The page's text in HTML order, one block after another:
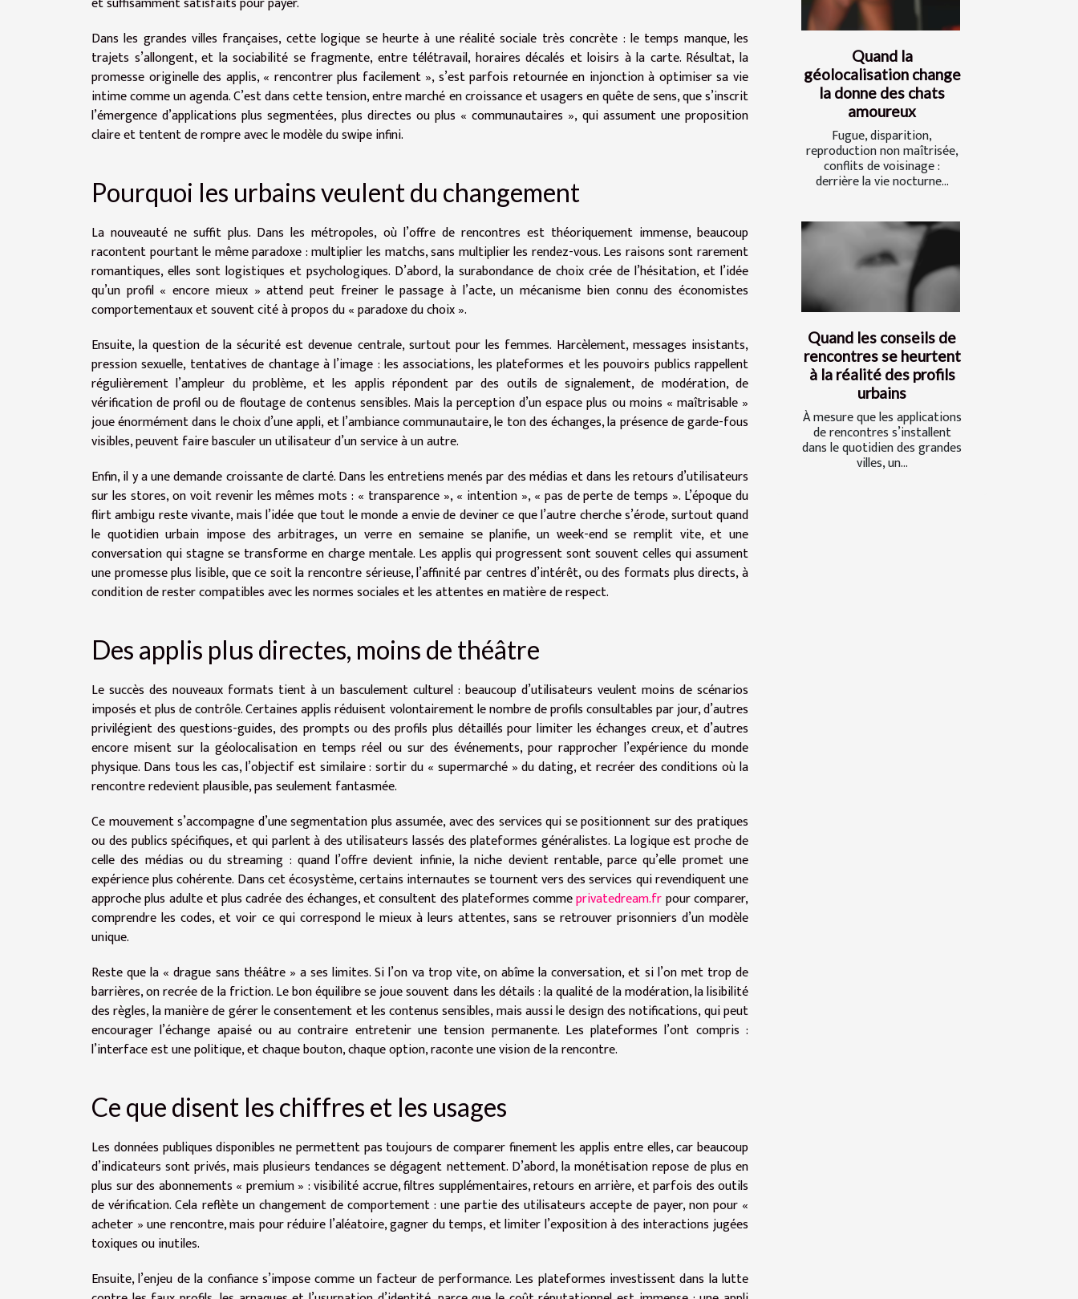
Dans les grandes villes françaises, cette logique se heurte à une réalité sociale très concrète : le temps manque, les
trajets s’allongent, et la sociabilité se fragmente, entre télétravail, horaires décalés et loisirs à la carte. Résultat, la
promesse originelle des applis, « rencontrer plus facilement », s’est parfois retournée en injonction à optimiser sa vie
intime comme un agenda. C’est dans cette tension, entre marché en croissance et usagers en quête de sens, que s’inscrit
l’émergence d’applications plus segmentées, plus directes ou plus « communautaires », qui assument une proposition
claire et tentent de rompre avec le modèle du swipe infini.
Pourquoi les urbains veulent du changement
La nouveauté ne suffit plus. Dans les métropoles, où l’offre de rencontres est théoriquement immense, beaucoup
racontent pourtant le même paradoxe : multiplier les matchs, sans multiplier les rendez-vous. Les raisons sont rarement
romantiques, elles sont logistiques et psychologiques. D’abord, la surabondance de choix crée de l’hésitation, et l’idée
qu’un profil « encore mieux » attend peut freiner le passage à l’acte, un mécanisme bien connu des économistes
comportementaux et souvent cité à propos du « paradoxe du choix ».
Ensuite, la question de la sécurité est devenue centrale, surtout pour les femmes. Harcèlement, messages insistants,
pression sexuelle, tentatives de chantage à l’image : les associations, les plateformes et les pouvoirs publics rappellent
régulièrement l’ampleur du problème, et les applis répondent par des outils de signalement, de modération, de
vérification de profil ou de floutage de contenus sensibles. Mais la perception d’un espace plus ou moins « maîtrisable »
joue énormément dans le choix d’une appli, et l’ambiance communautaire, le ton des échanges, la présence de garde-fous
visibles, peuvent faire basculer un utilisateur d’un service à un autre.
Enfin, il y a une demande croissante de clarté. Dans les entretiens menés par des médias et dans les retours d’utilisateurs
sur les stores, on voit revenir les mêmes mots : « transparence », « intention », « pas de perte de temps ». L’époque du
flirt ambigu reste vivante, mais l’idée que tout le monde a envie de deviner ce que l’autre cherche s’érode, surtout quand
le quotidien urbain impose des arbitrages, un verre en semaine se planifie, un week-end se remplit vite, et une
conversation qui stagne se transforme en charge mentale. Les applis qui progressent sont souvent celles qui assument
une promesse plus lisible, que ce soit la rencontre sérieuse, l’affinité par centres d’intérêt, ou des formats plus directs, à
condition de rester compatibles avec les normes sociales et les attentes en matière de respect.
Des applis plus directes, moins de théâtre
Le succès des nouveaux formats tient à un basculement culturel : beaucoup d’utilisateurs veulent moins de scénarios
imposés et plus de contrôle. Certaines applis réduisent volontairement le nombre de profils consultables par jour, d’autres
privilégient des questions-guides, des prompts ou des profils plus détaillés pour limiter les échanges creux, et d’autres
encore misent sur la géolocalisation en temps réel ou sur des événements, pour rapprocher l’expérience du monde
physique. Dans tous les cas, l’objectif est similaire : sortir du « supermarché » du dating, et recréer des conditions où la
rencontre redevient plausible, pas seulement fantasmée.
Ce mouvement s’accompagne d’une segmentation plus assumée, avec des services qui se positionnent sur des pratiques
ou des publics spécifiques, et qui parlent à des utilisateurs lassés des plateformes généralistes. La logique est proche de
celle des médias ou du streaming : quand l’offre devient infinie, la niche devient rentable, parce qu’elle promet une
expérience plus cohérente. Dans cet écosystème, certains internautes se tournent vers des services qui revendiquent une
approche plus adulte et plus cadrée des échanges, et consultent des plateformes commeprivatedream.frpour comparer,
comprendre les codes, et voir ce qui correspond le mieux à leurs attentes, sans se retrouver prisonniers d’un modèle
unique.
Reste que la « drague sans théâtre » a ses limites. Si l’on va trop vite, on abîme la conversation, et si l’on met trop de
barrières, on recrée de la friction. Le bon équilibre se joue souvent dans les détails : la qualité de la modération, la lisibilité
des règles, la manière de gérer le consentement et les contenus sensibles, mais aussi le design des notifications, qui peut
encourager l’échange apaisé ou au contraire entretenir une tension permanente. Les plateformes l’ont compris :
l’interface est une politique, et chaque bouton, chaque option, raconte une vision de la rencontre.
Ce que disent les chiffres et les usages
Les données publiques disponibles ne permettent pas toujours de comparer finement les applis entre elles, car beaucoup
d’indicateurs sont privés, mais plusieurs tendances se dégagent nettement. D’abord, la monétisation repose de plus en
plus sur des abonnements « premium » : visibilité accrue, filtres supplémentaires, retours en arrière, et parfois des outils
de vérification. Cela reflète un changement de comportement : une partie des utilisateurs accepte de payer, non pour «
acheter » une rencontre, mais pour réduire l’aléatoire, gagner du temps, et limiter l’exposition à des interactions jugées
toxiques ou inutiles.
Ensuite, l’enjeu de la confiance s’impose comme un facteur de performance. Les plateformes investissent dans la lutte
Quand la
géolocalisation change
la donne des chats
amoureux
Fugue, disparition,
reproduction non maîtrisée,
conflits de voisinage :
derrière la vie nocturne...
Quand les conseils de
rencontres se heurtent
à la réalité des profils
urbains
À mesure que les applications
de rencontres s’installent
dans le quotidien des grandes
villes, un...